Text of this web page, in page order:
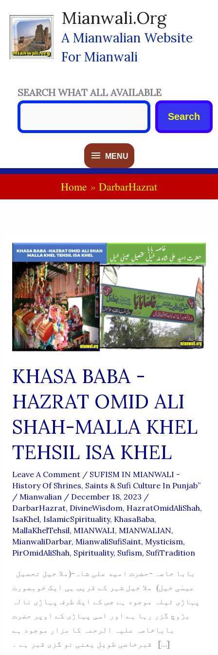
Content
Mianwali.org
A Mianwalian Website
For Mianwali
MENU
MENU
SEARCH WHAT ALL AVAILABLE
Search
Home DarbarHazrat
KHASA BABA -
HAZRAT OMID ALI
SHAH-MALLA KHEL
TEHSIL ISA KHEL
Leave A Comment / SUFISM IN MIANWALI -
History Of Shrines, Saints & Sufi Culture In Punjab”
/ Mianwalian / December 18, 2023 /
DarbarHazrat, DivineWisdom, HazratOmidAliShah,
IsaKhel, IslamicSpirituality, KhasaBaba,
MallaKhelTehsil, MIANWALI, MIANWALIAN,
MianwaliDarbar, MianwaliSufiSaint, Mysticism,
PirOmidAliShah, Spirituality, Sufism, SufiTradition
عیسٰی خیل) ملا خیل شہر کے قریب ہی ایک خوبصورت
پہاڑی ٹیلہ موجود ہے جس کے ایک طرف پہاڑی نالہ
بڑوچ گزر رہا ہے اور اسی پہاڑی کے اوپر حضرت
باباخاصہ علیہ الرحمہ کا مزار موجود ہے
قبرخاصی طویل یعنی نو گزی قبر ہے ۔ […]